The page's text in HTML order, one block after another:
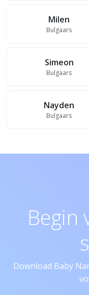
Milen
Bulgaars
Simeon
Bulgaars
Nayden
Bulgaars
Begin
Download Baby